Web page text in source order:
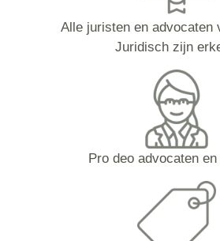
Alle juristen en advocaten
Juridisch zijn
Pro deo advocaten